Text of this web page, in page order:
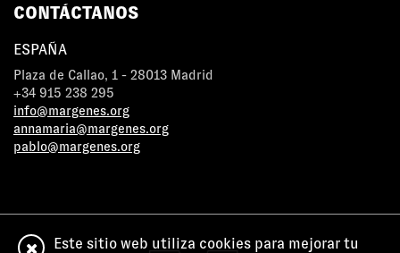
CONTÁCTANOS
ESPAÑA
Plaza de Callao, 1 - 28013 Madrid
+34 915 238 295
info@margenes.org
annamaria@margenes.org
pablo@margenes.org
Este sitio web utiliza cookies para mejorar tu